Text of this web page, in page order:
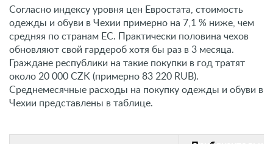
Согласно индексу уровня цен Евростата, стоимость
одежды и обуви в Чехии примерно на 7,1 % ниже, чем
средняя по странам ЕС. Практически половина чехов
обновляют свой гардероб хотя бы раз в 3 месяца.
Граждане республики на такие покупки в год тратят
около 20 000 CZK (примерно 83 220 RUB).
Среднемесячные расходы на покупку одежды и обуви в
Чехии представлены в таблице.